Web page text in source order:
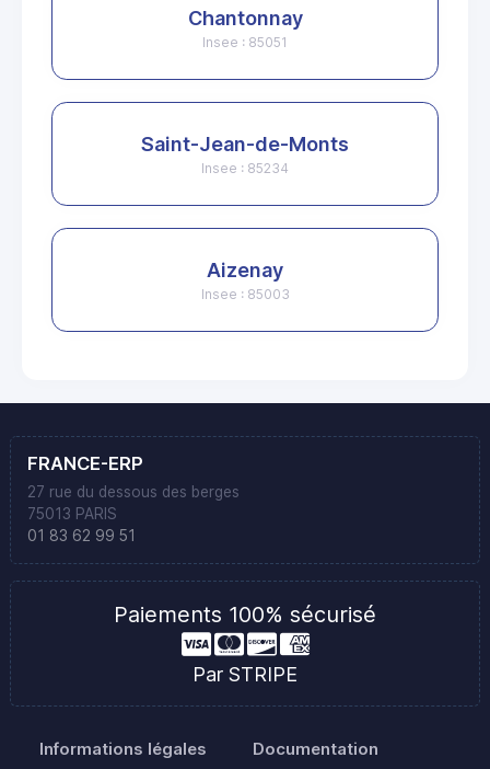
Chantonnay
Insee : 85051
Saint-Jean-de-Monts
Insee : 85234
Aizenay
Insee : 85003
FRANCE-ERP
27 rue du dessous des berges
75013 PARIS
01 83 62 99 51
Paiements 100% sécurisé
Par STRIPE
Informations légales Documentation